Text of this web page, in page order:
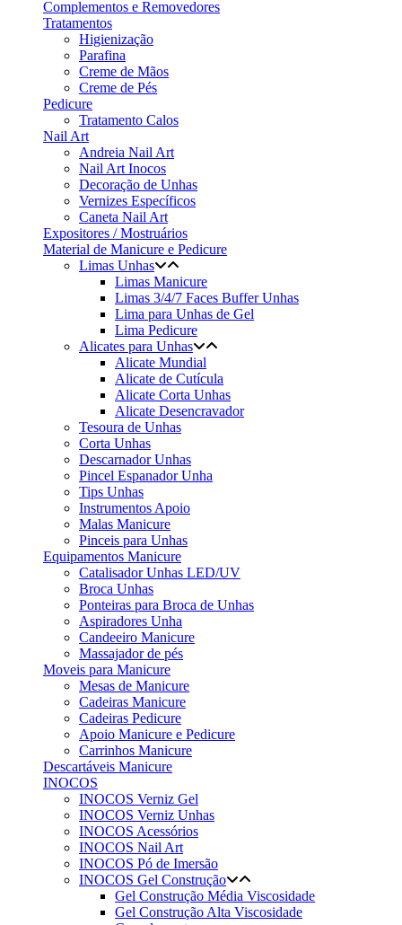
Complementos e Removedores
Tratamentos
Higienização
Parafina
Creme de Mãos
Creme de Pés
Pedicure
Tratamento Calos
Nail Art
Andreia Nail Art
Nail Art Inocos
Decoração de Unhas
Vernizes Específicos
Caneta Nail Art
Expositores / Mostruários
Material de Manicure e Pedicure
Limas Unhas
Limas Manicure
Limas 3/4/7 Faces Buffer Unhas
Lima para Unhas de Gel
Lima Pedicure
Alicates para Unhas
Alicate Mundial
Alicate de Cutícula
Alicate Corta Unhas
Alicate Desencravador
Tesoura de Unhas
Corta Unhas
Descarnador Unhas
Pincel Espanador Unha
Tips Unhas
Instrumentos Apoio
Malas Manicure
Pinceis para Unhas
Equipamentos Manicure
Catalisador Unhas LED/UV
Broca Unhas
Ponteiras para Broca de Unhas
Aspiradores Unha
Candeeiro Manicure
Massajador de pés
Moveis para Manicure
Mesas de Manicure
Cadeiras Manicure
Cadeiras Pedicure
Apoio Manicure e Pedicure
Carrinhos Manicure
Descartáveis Manicure
INOCOS
INOCOS Verniz Gel
INOCOS Verniz Unhas
INOCOS Acessórios
INOCOS Nail Art
INOCOS Pó de Imersão
INOCOS Gel Construção
Gel Construção Média Viscosidade
Gel Construção Alta Viscosidade